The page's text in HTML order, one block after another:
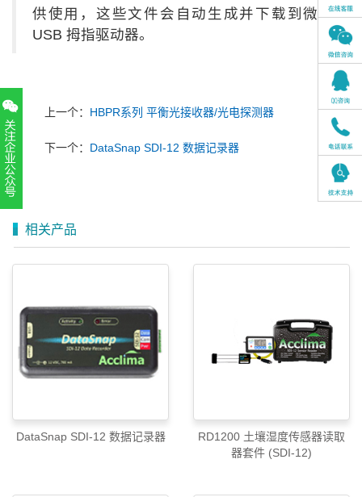
供使用，这些文件会自动生成并下载到微型
USB 拇指驱动器。
上一个： HBPR系列 平衡光接收器/光电探测器
下一个： DataSnap SDI-12 数据记录器
相关产品
DataSnap SDI-12 数据记录器
RD1200 土壤湿度传感器读取
器套件 (SDI-12)
扫一扫，关注官方账号
010-52867771